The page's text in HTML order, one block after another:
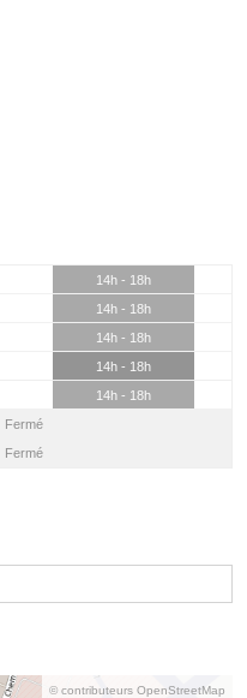
14h - 18h
14h - 18h
14h - 18h
14h - 18h
14h - 18h
Fermé
Fermé
© contributeurs OpenStreetMap